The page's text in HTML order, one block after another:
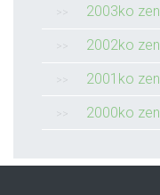
2003ko
2002ko
2001ko
2000ko